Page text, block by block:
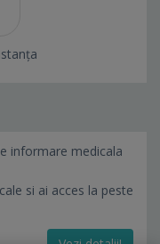
informare medicala
si ai acces la peste